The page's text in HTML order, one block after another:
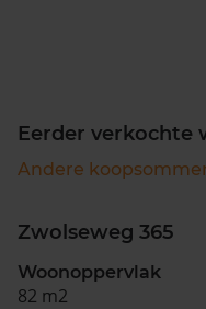
Eerder verkochte
Andere
Zwolseweg 365
Woonoppervlak
82 m2